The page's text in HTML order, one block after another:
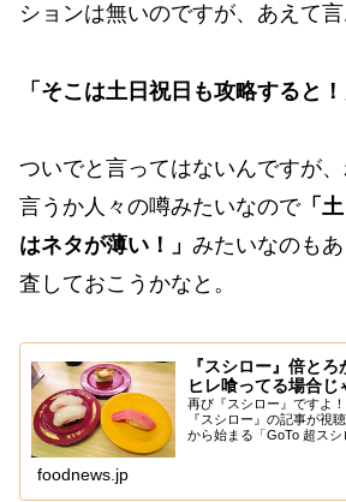
ションは無いのですが、あえて言
「そこは土日祝日も攻略すると！
ついでと言ってはないんですが
言うか人々の噂みたいなので「
はネタが薄い！」 みたいなのも
査しておこうかなと。
『スシロー』倍と
ヒレ喰ってる場合じ
再び『スシロー』ですよ
『スシロー』の記事が視
から始まる「GoTo 超スシ
ンも積極的に記事化する
foodnews.jp